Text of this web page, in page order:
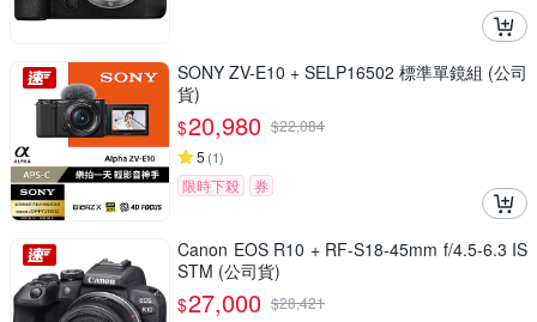
SONY ZV-E10 + SELP16502 標準單鏡組 (公司
貨)
$20,980 $22,084
5 (1)
限時下殺 券
Canon EOS R10 + RF-S18-45mm f/4.5-6.3 IS
STM (公司貨)
$27,000 $28,421